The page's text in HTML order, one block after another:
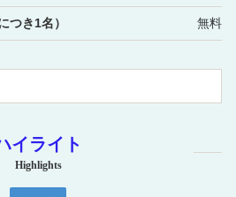
つき1名） 無料
イライト
Highlights